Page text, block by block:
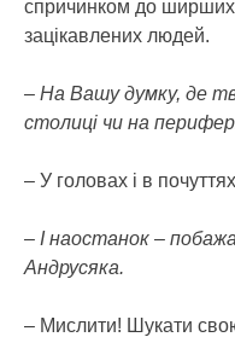
спричинком до ширших
зацікавлених людей.
– На Вашу думку, де
столиці чи на
– У головах і в
– І наостанок –
Андрусяка.
– Мислити! Шукати